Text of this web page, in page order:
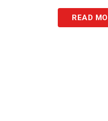
READ